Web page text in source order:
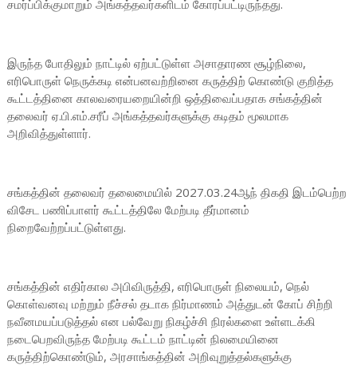
சமர்ப்பிக்குமாறும் அங்கத்தவர்களிடம் கோரப்பட்டிருந்தது.
இருந்த போதிலும் நாட்டில் ஏற்பட்டுள்ள அசாதாரண சூழ்நிலை,
எரிபொருள் நெருக்கடி என்பனவற்றினை கருத்திற் கொண்டு குறித்த
கூட்டத்தினை காலவரையறையின்றி ஒத்திவைப்பதாக சங்கத்தின்
தலைவர் ஏ.பி.எம்.சரீப் அங்கத்தவர்களுக்கு கடிதம் மூலமாக
அறிவித்துள்ளார்.
சங்கத்தின் தலைவர் தலைமையில் 2027.03.24ஆந் திகதி இடம்பெற்ற
விசேட பணிப்பாளர் கூட்டத்திலே மேற்படி தீர்மானம்
நிறைவேற்றப்பட்டுள்ளது.
சங்கத்தின் எதிர்கால அபிவிருத்தி, எரிபொருள் நிலையம், நெல்
கொள்வனவு மற்றும் நீச்சல் தடாக நிர்மாணம் அத்துடன் கோப் சிற்றி
நவீனமயப்படுத்தல் என பல்வேறு நிகழ்ச்சி நிரல்களை உள்ளடக்கி
நடைபெறவிருந்த மேற்படி கூட்டம் நாட்டின் நிலமையினை
கருத்திற்கொண்டும், அரசாங்கத்தின் அறிவுறுத்தல்களுக்கு